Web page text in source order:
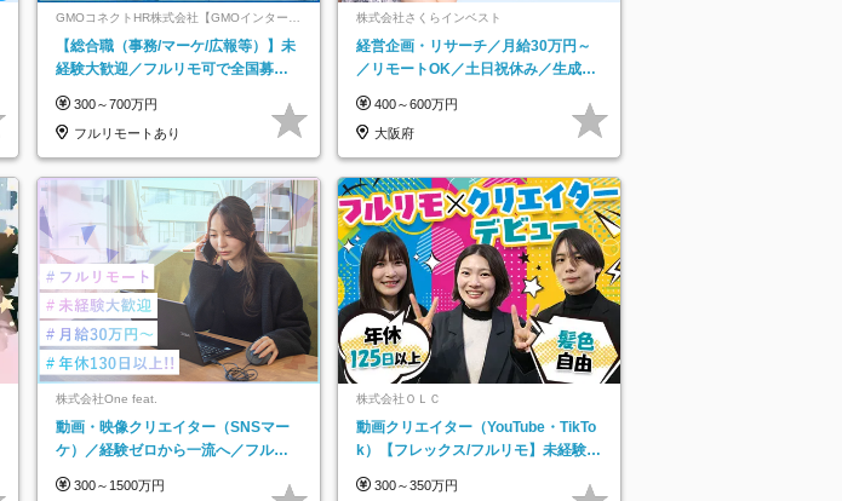
GMOコネクトHR株式会社【GMOインターネ
ットグループ】
【総合職（事務/マーケ/広報等）】未
経験大歓迎／フルリモ可で全国募
★
300～700万円
フルリモートあり
株式会社さくらインベスト
経営企画・リサーチ／月給30万円～
／リモートOK／土日祝休み／生成AI
400～600万円
大阪府
株式会社One feat.
動画・映像クリエイター（SNSマー
ケ）／経験ゼロから一流へ／フルリ
日以上
300～1500万円
株式会社ＯＬＣ
動画クリエイター（YouTube・TikTo
k）【フレックス/フルリモ】未経験O
300～350万円